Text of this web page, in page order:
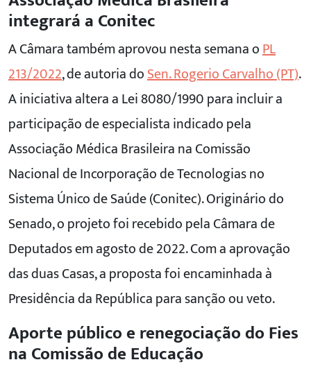
integrará a Conitec
A Câmara também aprovou nesta semana oPL
213/2022, de autoria doSen. Rogerio Carvalho (PT).
A iniciativa altera a Lei 8080/1990 para incluir a
participação de especialista indicado pela
Associação Médica Brasileira na Comissão
Nacional de Incorporação de Tecnologias no
Sistema Único de Saúde (Conitec). Originário do
Senado, o projeto foi recebido pela Câmara de
Deputados em agosto de 2022. Com a aprovação
das duas Casas, a proposta foi encaminhada à
Presidência da República para sanção ou veto.
Aporte público e renegociação do Fies
na Comissão de Educação